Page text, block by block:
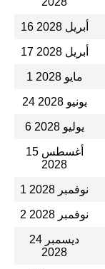
16 أبريل 2028
17 أبريل 2028
1 مايو 2028
24 يونيو 2028
6 يوليو 2028
15 أغسطس
2028
1 نوفمبر 2028
2 نوفمبر 2028
24 ديسمبر
2028